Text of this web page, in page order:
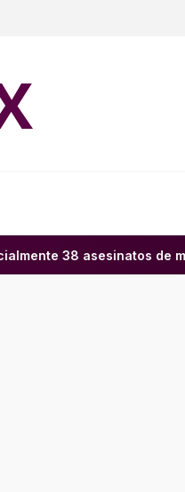
38 asesinatos de